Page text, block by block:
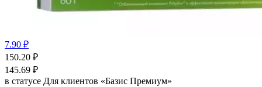
7.90 ₽
150.20 ₽
145.69 ₽
в статусе Для клиентов «Базис Премиум»